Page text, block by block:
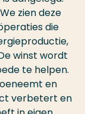
zien deze
die
winst wordt
te helpen.
en
verbetert en